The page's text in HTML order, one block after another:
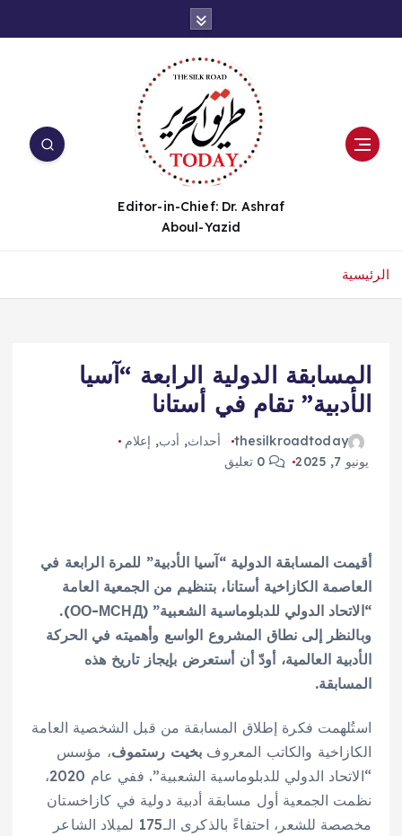
ت
Editor-in-Chief: Dr. Ashraf
Aboul-Yazid
الرئيسية
المسابقة الدولية الرابعة “آسيا
الأدبية” تقام في أستانا
thesilkroadtoday أحداث, أدب, إعلام
يونيو 7, 2025
أقيمت المسابقة الدولية “آسيا الأدبية” للمرة الرابعة في
العاصمة الكازاخية أستانا، بتنظيم من الجمعية العامة
“الاتحاد الدولي للدبلوماسية الشعبية” (ОО-МСНД).
وبالنظر إلى نطاق المشروع الواسع وأهميته في الحركة
الأدبية العالمية، أودّ أن أستعرض بإيجاز تاريخ هذه
المسابقة.
استُلهمت فكرة إطلاق المسابقة من قبل الشخصية العامة
الكازاخية والكاتب المعروف بخيت رستموف، مؤسس
“الاتحاد الدولي للدبلوماسية الشعبية”. ففي عام 2020،
نظمت الجمعية أول مسابقة أدبية دولية في كازاخستان
مخصصة للشعر، احتفاءً بالذكرى الـ175 لميلاد الشاعر